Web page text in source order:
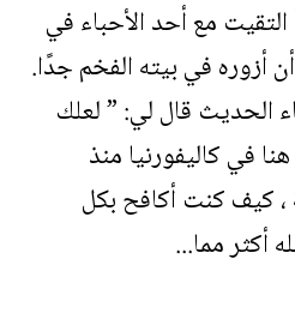
مع أحد الأحباء في
أزوره في بيته الفخم جدًا.
الحديث قال لي: ” لعلك
في كاليفورنيا منذ
من 20 سنة ، كيف كنت أكافح بكل
أكثر مما...